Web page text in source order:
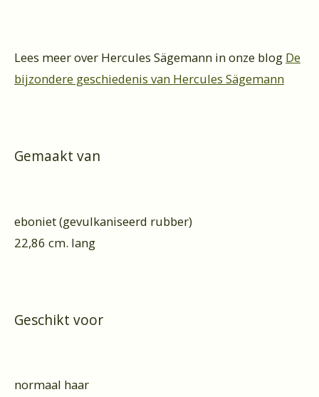
Lees meer over Hercules Sägemann in onze blog De
bijzondere geschiedenis van Hercules Sägemann
Gemaakt van
eboniet (gevulkaniseerd rubber)
22,86 cm. lang
Geschikt voor
normaal haar